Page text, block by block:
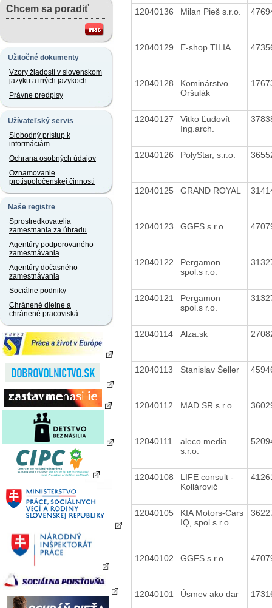
Chcem sa poradiť
Užitočné dokumenty
Vzory žiadostí v slovenskom
jazyku a iných jazykoch
Právne predpisy
Užívateľský servis
Slobodný prístup k
informáciám
Ochrana osobných údajov
Oznamovanie
protispoločenskej činnosti
Naše registre
Sprostredkovatelia
zamestnania za úhradu
Agentúry podporovaného
zamestnávania
Agentúry dočasného
zamestnávania
Sociálne podniky
Chránené dielne a
chránené pracoviská
12040136 Milan Pieš s.r.o.
12040129 E-shop TILIA
12040128
Kominárstvo
Oršulák
12040127
Vitko Ľudovít
Ing.arch.
12040126 PolyStar, s.r.o.
12040125 GRAND ROYAL
12040123 GGFS s.r.o.
12040122
Pergamon
spol.s r.o.
12040121
Pergamon
spol.s r.o.
12040114 Alza.sk
12040113 Stanislav Šeller
12040112 MAD SR s.r.o.
12040111
aleco media
s.r.o.
12040108
LIFE consult -
Kollárovič
12040105
KIA Motors-Cars
IQ, spol.s.r.o
12040102 GGFS s.r.o.
12040101 Úsmev ako dar